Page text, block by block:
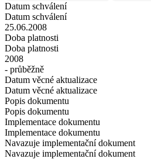
Datum schválení
Datum schválení
25.06.2008
Doba platnosti
Doba platnosti
2008
- průběžně
Datum věcné aktualizace
Datum věcné aktualizace
Popis dokumentu
Popis dokumentu
Implementace dokumentu
Implementace dokumentu
Navazuje implementační dokument
Navazuje implementační dokument